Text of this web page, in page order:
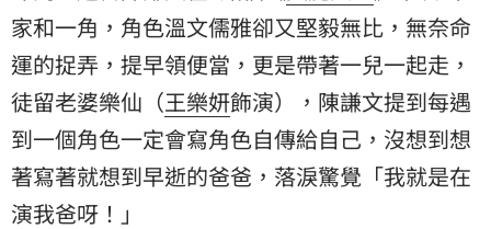
家和一角，角色溫文儒雅卻又堅毅無比，無奈命
運的捉弄，提早領便當，更是帶著一兒一起走，
徒留老婆樂仙（王樂妍飾演），陳謙文提到每遇
到一個角色一定會寫角色自傳給自己，沒想到想
著寫著就想到早逝的爸爸，落淚驚覺「我就是在
演我爸呀！」